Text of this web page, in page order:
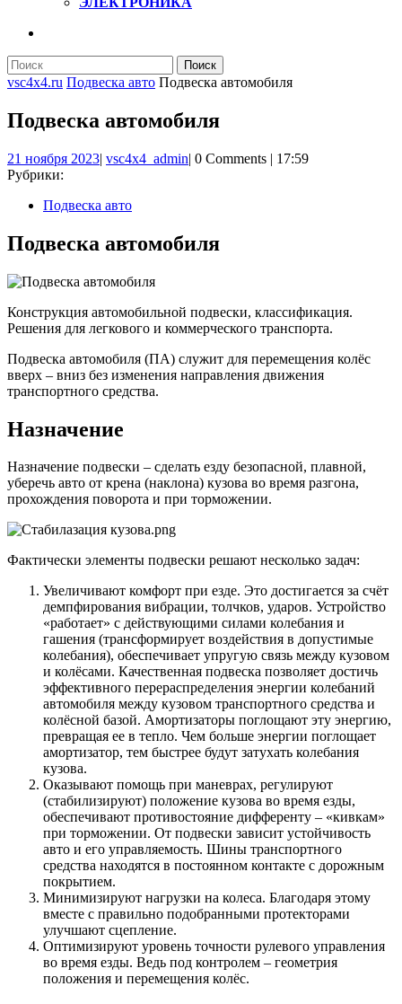
КНОПКА
Найти:
vsc4x4.ru Подвеска авто Подвеска автомобиля
Подвеска автомобиля
21 ноября 202321
| vsc4x4_adminvsc4x4_admin
| 0 Comments | 17:59
Рубрики:
Подвеска авто
Подвеска автомобиля
Конструкция автомобильной подвески, классификация.
Решения для легкового и коммерческого транспорта.
Подвеска автомобиля (ПА) служит для перемещения колёс
вверх – вниз без изменения направления движения
транспортного средства.
Назначение
Назначение подвески – сделать езду безопасной, плавной,
уберечь авто от крена (наклона) кузова во время разгона,
прохождения поворота и при торможении.
Фактически элементы подвески решают несколько задач:
Увеличивают комфорт при езде. Это достигается за счёт
демпфирования вибрации, толчков, ударов. Устройство
«работает» с действующими силами колебания и
гашения (трансформирует воздействия в допустимые
колебания), обеспечивает упругую связь между кузовом
и колёсами. Качественная подвеска позволяет достичь
эффективного перераспределения энергии колебаний
автомобиля между кузовом транспортного средства и
колёсной базой. Амортизаторы поглощают эту энергию,
превращая ее в тепло. Чем больше энергии поглощает
амортизатор, тем быстрее будут затухать колебания
кузова.
Оказывают помощь при маневрах, регулируют
(стабилизируют) положение кузова во время езды,
обеспечивают противостояние дифференту – «кивкам»
при торможении. От подвески зависит устойчивость
авто и его управляемость. Шины транспортного
средства находятся в постоянном контакте с дорожным
покрытием.
Минимизируют нагрузки на колеса. Благодаря этому
вместе с правильно подобранными протекторами
улучшают сцепление.
Оптимизируют уровень точности рулевого управления
во время езды. Ведь под контролем – геометрия
положения и перемещения колёс.